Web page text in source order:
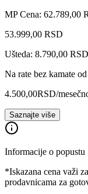
MP Cena: 62.789,00
53.999,00 RSD
Ušteda: 8.790,00 RSD
Na rate bez kamate od
4.500,00RSD/
Saznajte više
Informacije o popustu
*Iskazana cena važi
prodavnicama za